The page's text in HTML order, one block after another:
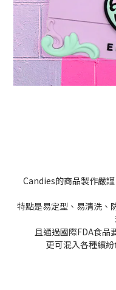
Candies的商品製作嚴
特點是易定型、易清洗、
且通過國際FDA食品
更可混入各種繽